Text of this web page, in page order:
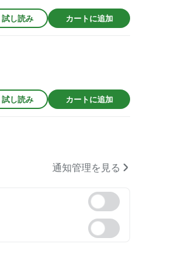
試し読み カートに追加
試し読み カートに追加
通知管理を見る